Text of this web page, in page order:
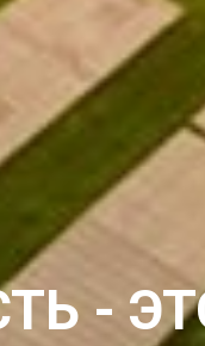
-